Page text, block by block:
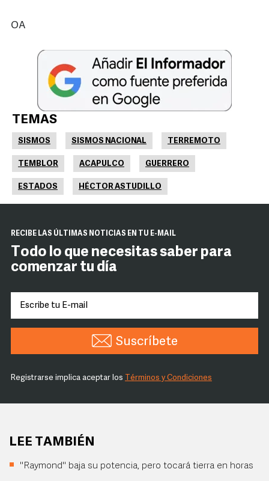
OA
TEMAS
SISMOS SISMOS NACIONAL TERREMOTO
TEMBLOR ACAPULCO GUERRERO
ESTADOS HÉCTOR ASTUDILLO
RECIBE LAS ÚLTIMAS NOTICIAS EN TU E-MAIL
Todo lo que necesitas saber para
comenzar tu día
Suscríbete
Registrarse implica aceptar los Términos y Condiciones
LEE TAMBIÉN
"Raymond" baja su potencia, pero tocará tierra en horas